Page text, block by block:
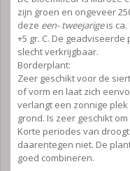
zijn groen en ongeveer
deze een- tweejarigeis ca.
+5 gr. C. De geadviseerde
slecht verkrijgbaar.
Borderplant:
Zeer geschikt voor de
of vorm en laat zich
verlangt een zonnige
grond. Is zeer geschikt
Korte periodes van
daarentegen niet. De
goed combineren.